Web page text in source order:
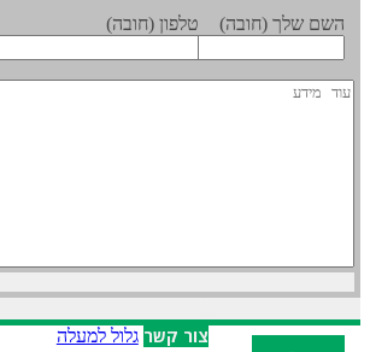
שלך (חובה) טלפון (חובה)
צור קשר גלול למעלה